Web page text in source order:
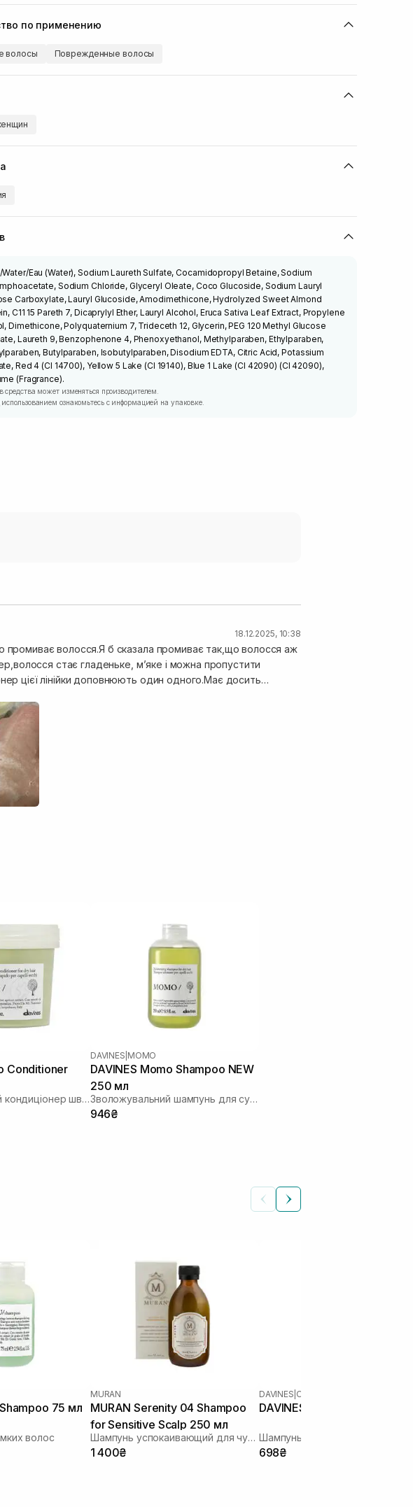
по применению
волосы Поврежденные волосы
Water/Eau (Water), Sodium Laureth Sulfate, Cocamidopropyl Betaine, Sodium
Sodium Chloride, Glyceryl Oleate, Coco Glucoside, Sodium Lauryl
Carboxylate, Lauryl Glucoside, Amodimethicone, Hydrolyzed Sweet Almond
C11 15 Pareth 7, Dicaprylyl Ether, Lauryl Alcohol, Eruca Sativa Leaf Extract, Propylene
Dimethicone, Polyquaternium 7, Trideceth 12, Glycerin, PEG 120 Methyl Glucose
Laureth 9, Benzophenone 4, Phenoxyethanol, Methylparaben, Ethylparaben,
Butylparaben, Isobutylparaben, Disodium EDTA, Citric Acid, Potassium
Red 4 (CI 14700), Yellow 5 Lake (CI 19140), Blue 1 Lake (CI 42090) (CI 42090),
(Fragrance).
средства может изменяться производителем.
ознакомьтесь с информацией на упаковке.
18.12.2025, 10:38
волосся.Я б сказала промиває так,що волосся аж
стає гладеньке, мʼяке і можна пропустити
цієї лінійки доповнюють один одного.Має досить
кондиціонера цієї ж лінійки.
Conditioner
Зволожувальний кондиціонер швидкої дії для сухого волосся
DAVINES MOMO
DAVINES Momo Shampoo NEW
250 мл
Зволожувальний шампунь для сухого волосся
946₴
75 мл
волос
MURAN
MURAN Serenity 04 Shampoo
for Sensitive Scalp 250 мл
Шампунь успокаивающий для чувствительной кожи головы
1 400₴
DAVINES OI
DAVINES Oi Shampoo 90 мл
Шампунь для смягчения волос
698₴